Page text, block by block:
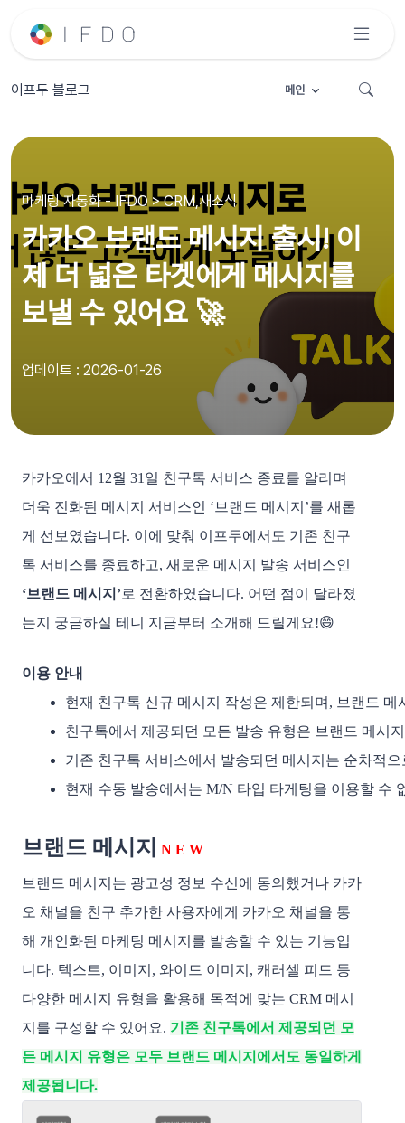
이프두 블로그 메인
마케팅 자동화 - IFDO > CRM,새소식
카카오 브랜드 메시지 출시! 이
제 더 넓은 타겟에게 메시지를
보낼 수 있어요 🚀
업데이트 : 2026-01-26
카카오에서 12월 31일 친구톡 서비스 종료를 알리며
더욱 진화된 메시지 서비스인 ‘브랜드 메시지’를 새롭
게 선보였습니다. 이에 맞춰 이프두에서도 기존 친구
톡 서비스를 종료하고, 새로운 메시지 발송 서비스인
‘브랜드 메시지’로 전환하였습니다. 어떤 점이 달라졌
는지 궁금하실 테니 지금부터 소개해 드릴게요!😄
이용 안내
현재 친구톡 신규 메시지 작성은 제한되며, 브랜드
친구톡에서 제공되던 모든 발송 유형은 브랜드 메시
기존 친구톡 서비스에서 발송되던 메시지는 순차적
현재 수동 발송에서는 M/N 타입 타게팅을 이용할 수
브랜드 메시지 N E W
브랜드 메시지는 광고성 정보 수신에 동의했거나 카카
오 채널을 친구 추가한 사용자에게 카카오 채널을 통
해 개인화된 마케팅 메시지를 발송할 수 있는 기능입
니다. 텍스트, 이미지, 와이드 이미지, 캐러셀 피드 등
다양한 메시지 유형을 활용해 목적에 맞는 CRM 메시
지를 구성할 수 있어요. 기존 친구톡에서 제공되던 모
든 메시지 유형은 모두 브랜드 메시지에서도 동일하게
제공됩니다.